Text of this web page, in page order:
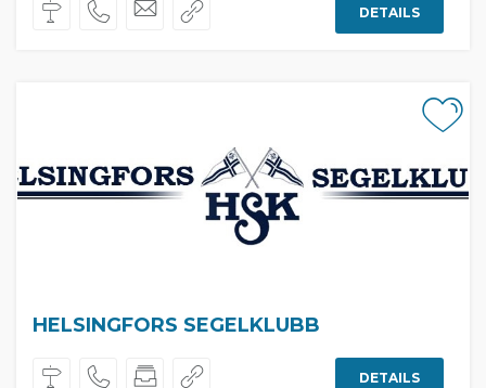
DETAILS
HELSINGFORS SEGELKLUBB
DETAILS